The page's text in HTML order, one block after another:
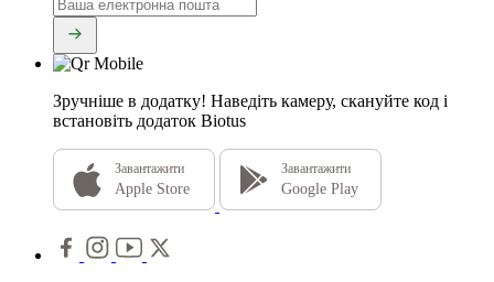
Зручніше в додатку! Наведіть камеру, скануйте код і
встановіть додаток Biotus
Завантажити
Apple Store
Завантажити
Google Play